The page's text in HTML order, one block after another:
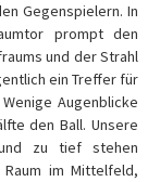
Gegenspielern. In
prompt den
und der Strahl
ein Treffer für
Augenblicke
den Ball. Unsere
zu tief stehen
im Mittelfeld,